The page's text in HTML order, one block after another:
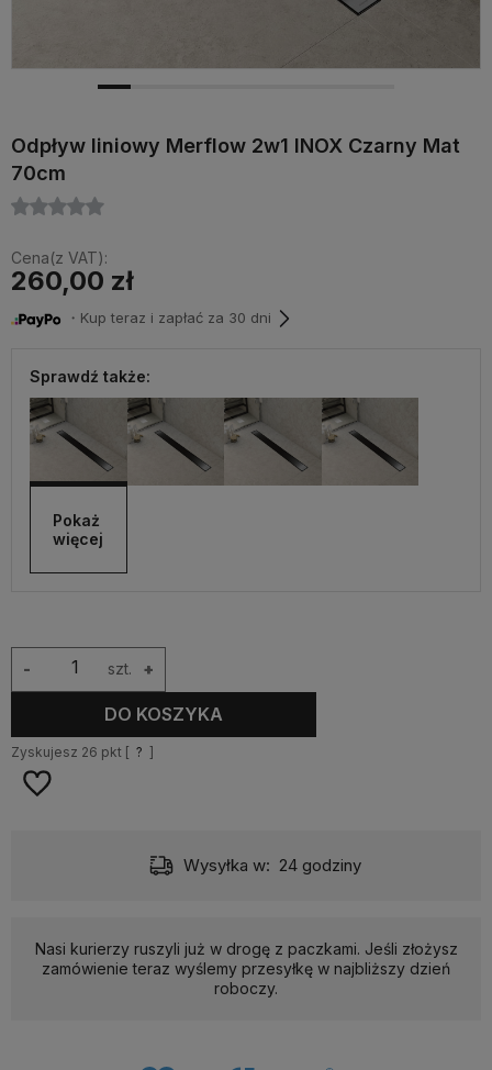
Odpływ liniowy Merflow 2w1 INOX Czarny Mat
70cm
Cena(z VAT):
260,00 zł
・Kup teraz i zapłać za 30 dni
Sprawdź także:
Pokaż
więcej
szt. +
-
DO KOSZYKA
Zyskujesz 26 pkt [ ? ]
Wysyłka w: 24 godziny
Nasi kurierzy ruszyli już w drogę z paczkami. Jeśli złożysz
zamówienie teraz wyślemy przesyłkę w najbliższy dzień
roboczy.